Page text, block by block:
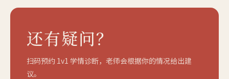
还有疑问？
扫码预约 1v1 学情诊断，老师会根据你的情况给出建
议。